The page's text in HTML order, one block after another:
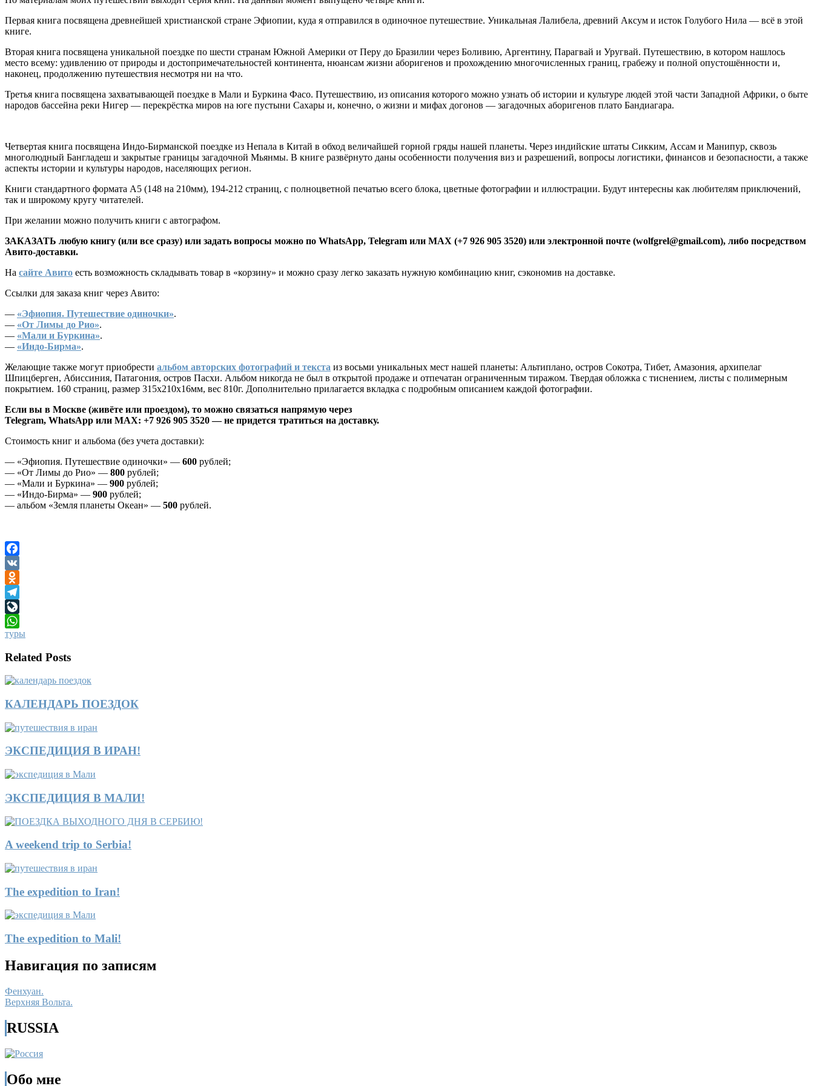
Первая книга посвящена древнейшей христианской стране Эфиопии, куда я отправился в одиночное путешествие. Уникальная Лалибела, древний Аксум и исток Голубого Нила — всё в этой
книге.
Вторая книга посвящена уникальной поездке по шести странам Южной Америки от Перу до Бразилии через Боливию, Аргентину, Парагвай и Уругвай. Путешествию, в котором нашлось
место всему: удивлению от природы и достопримечательностей континента, нюансам жизни аборигенов и прохождению многочисленных границ, грабежу и полной опустошённости и,
наконец, продолжению путешествия несмотря ни на что.
Третья книга посвящена захватывающей поездке в Мали и Буркина Фасо. Путешествию, из описания которого можно узнать об истории и культуре людей этой части Западной Африки, о быте
народов бассейна реки Нигер — перекрёстка миров на юге пустыни Сахары и, конечно, о жизни и мифах догонов — загадочных аборигенов плато Бандиагара.
Четвертая книга посвящена Индо-Бирманской поездке из Непала в Китай в обход величайшей горной гряды нашей планеты. Через индийские штаты Сикким, Ассам и Манипур, сквозь
многолюдный Бангладеш и закрытые границы загадочной Мьянмы. В книге развёрнуто даны особенности получения виз и разрешений, вопросы логистики, финансов и безопасности, а также
аспекты истории и культуры народов, населяющих регион.
Книги стандартного формата А5 (148 на 210мм), 194-212 страниц, с полноцветной печатью всего блока, цветные фотографии и иллюстрации. Будут интересны как любителям приключений,
так и широкому кругу читателей.
При желании можно получить книги с автографом.
ЗАКАЗАТЬ любую книгу (или все сразу) или задать вопросы можно по WhatsApp, Telegram или MAX (+7 926 905 3520) или электронной почте (wolfgrel@gmail.com), либо посредством
Авито-доставки.
На сайте Авито есть возможность складывать товар в «корзину» и можно сразу легко заказать нужную комбинацию книг, сэкономив на доставке.
Ссылки для заказа книг через Авито:
— «Эфиопия. Путешествие одиночки».
— «От Лимы до Рио».
— «Мали и Буркина».
— «Индо-Бирма».
Желающие также могут приобрести альбом авторских фотографий и текста из восьми уникальных мест нашей планеты: Альтиплано, остров Сокотра, Тибет, Амазония, архипелаг
Шпицберген, Абиссиния, Патагония, остров Пасхи. Альбом никогда не был в открытой продаже и отпечатан ограниченным тиражом. Твердая обложка с тиснением, листы с полимерным
покрытием. 160 страниц, размер 315х210х16мм, вес 810г. Дополнительно прилагается вкладка с подробным описанием каждой фотографии.
Если вы в Москве (живёте или проездом), то можно связаться напрямую через
Telegram, WhatsApp или MAX: +7 926 905 3520 — не придется тратиться на доставку.
Стоимость книг и альбома (без учета доставки):
— «Эфиопия. Путешествие одиночки» — 600 рублей;
— «От Лимы до Рио» — 800 рублей;
— «Мали и Буркина» — 900 рублей;
— «Индо-Бирма» — 900 рублей;
— альбом «Земля планеты Океан» — 500 рублей.
Facebook
VK
Odnoklassniki
Telegram
LiveJournal
WhatsApp
туры
Related Posts
КАЛЕНДАРЬ ПОЕЗДОК
ЭКСПЕДИЦИЯ В ИРАН!
ЭКСПЕДИЦИЯ В МАЛИ!
A weekend trip to Serbia!
The expedition to Iran!
The expedition to Mali!
Навигация по записям
Фенхуан.
Верхняя Вольта.
RUSSIA
Обо мне